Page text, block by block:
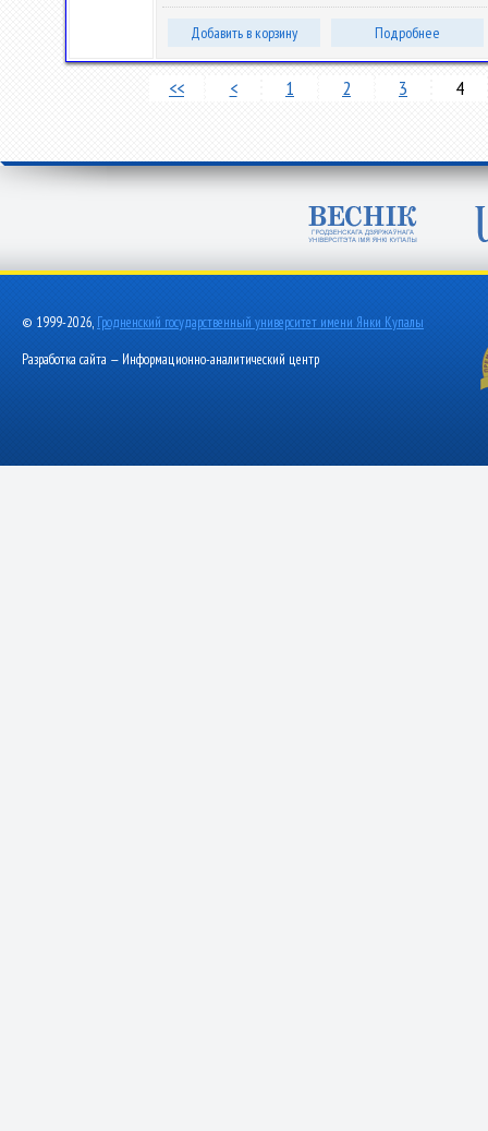
Добавить в корзину Подробнее
<< < 1 2 3 4
© 1999-2026, Гродненский государственный университет имени Янки Купалы
Разработка сайта — Информационно-аналитический центр